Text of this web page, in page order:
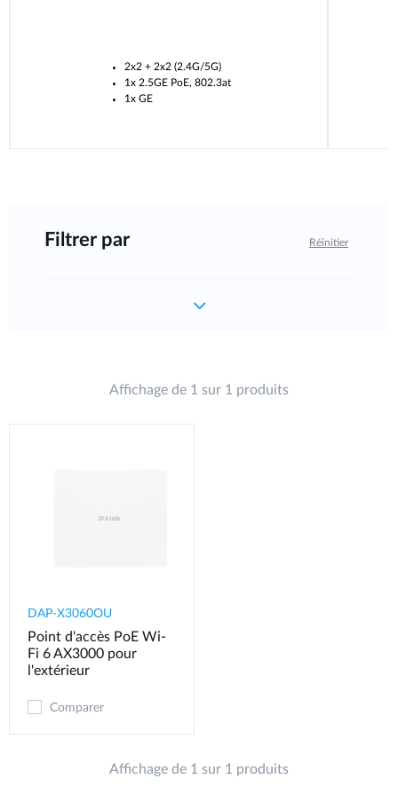
2x2 + 2x2 (2.4G/5G)
1x 2.5GE PoE, 802.3at
1x GE
Filtrer par Réinitier
Affichage de 1 sur 1 produits
DAP-X3060OU
Point d'accès PoE Wi-
Fi 6 AX3000 pour
l'extérieur
Comparer
Affichage de 1 sur 1 produits